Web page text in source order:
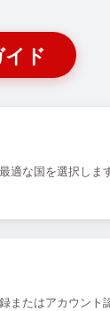
ド
適な国を選択します
またはアカウント